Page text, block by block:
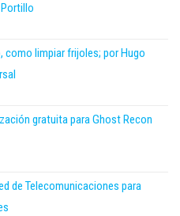
como limpiar frijoles; por Hugo
gratuita para Ghost Recon
de Telecomunicaciones para